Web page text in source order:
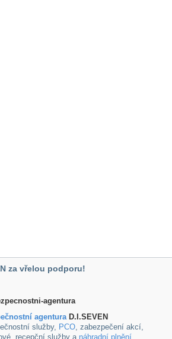
za vřelou podporu!
agenturaD.I.SEVEN
služby, PCO, zabezpečení akcí,
,recepční služby a náhradní plnění